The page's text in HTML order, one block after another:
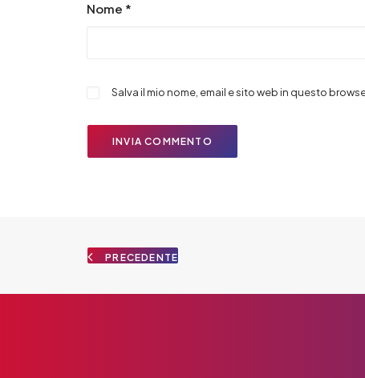
Nome *
Salva il mio nome, email e sito web in questo
PRECEDENTE